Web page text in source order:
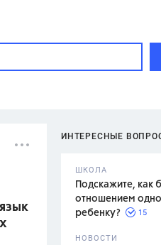
ИНТЕРЕСНЫЕ
ШКОЛА
Подскажите, как
отношением
ребенку?
15
НОВОСТИ